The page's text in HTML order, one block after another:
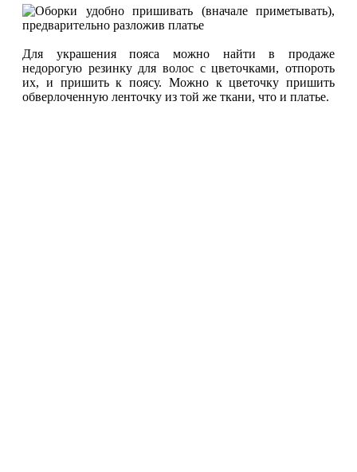
Для украшения пояса можно найти в продаже
недорогую резинку для волос с цветочками, отпороть
их, и пришить к поясу. Можно к цветочку пришить
обверлоченную ленточку из той же ткани, что и платье.